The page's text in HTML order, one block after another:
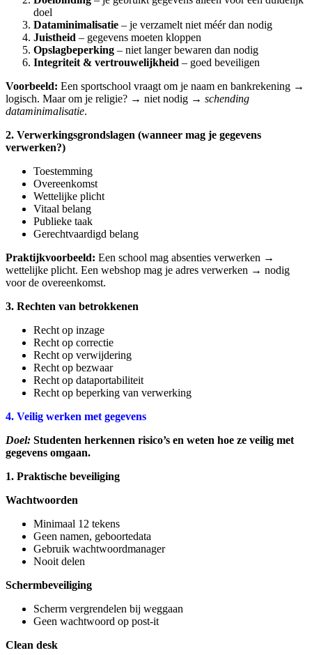
doel
Dataminimalisatie – je verzamelt niet méér dan nodig
Juistheid – gegevens moeten kloppen
Opslagbeperking – niet langer bewaren dan nodig
Integriteit & vertrouwelijkheid – goed beveiligen
Voorbeeld: Een sportschool vraagt om je naam en bankrekening →
logisch. Maar om je religie? → niet nodig → schending
dataminimalisatie.
2. Verwerkingsgrondslagen (wanneer mag je gegevens
verwerken?)
Toestemming
Overeenkomst
Wettelijke plicht
Vitaal belang
Publieke taak
Gerechtvaardigd belang
Praktijkvoorbeeld: Een school mag absenties verwerken →
wettelijke plicht. Een webshop mag je adres verwerken → nodig
voor de overeenkomst.
3. Rechten van betrokkenen
Recht op inzage
Recht op correctie
Recht op verwijdering
Recht op bezwaar
Recht op dataportabiliteit
Recht op beperking van verwerking
4. Veilig werken met gegevens
Doel: Studenten herkennen risico’s en weten hoe ze veilig met
gegevens omgaan.
1. Praktische beveiliging
Wachtwoorden
Minimaal 12 tekens
Geen namen, geboortedata
Gebruik wachtwoordmanager
Nooit delen
Schermbeveiliging
Scherm vergrendelen bij weggaan
Geen wachtwoord op post‑it
Clean desk